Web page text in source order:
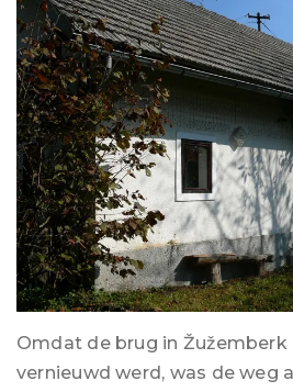
Omdat de brug in
vernieuwd werd, was de weg